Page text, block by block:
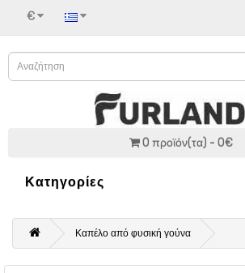
€
0 προϊόν(τα) - 0€
Κατηγορίες
Καπέλο από φυσική γούνα